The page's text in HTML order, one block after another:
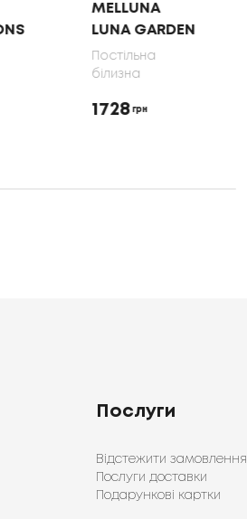
MELLUNA
LUNA GARDEN
Постільна
білизна
1728 грн
Послуги
Відстежити замовлення
Послуги доставки
Подарункові картки